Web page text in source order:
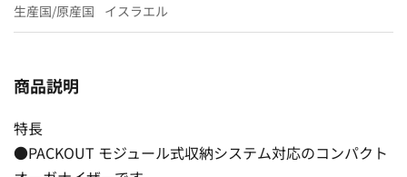
生産国/原産国 イスラエル
商品説明
特長
●PACKOUT モジュール式収納システム対応のコンパクト